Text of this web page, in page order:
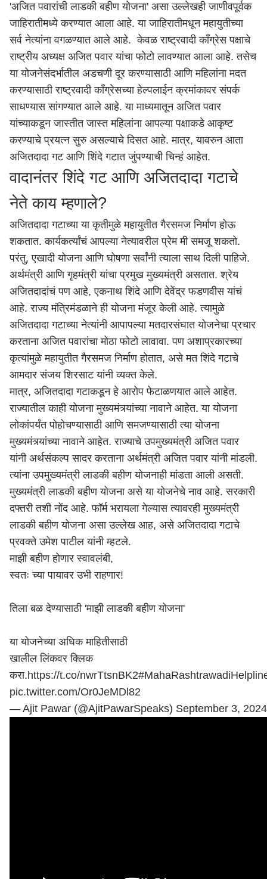
'अजित पवारांची लाडकी बहीण योजना' असा उल्लेखही जाणीवपूर्वक
जाहिरातीमध्ये करण्यात आला आहे. या जाहिरातीमधून महायुतीच्या
सर्व नेत्यांना वगळण्यात आले आहे. केवळ राष्ट्रवादी काँग्रेस पक्षाचे
राष्ट्रीय अध्यक्ष अजित पवार यांचा फोटो लावण्यात आला आहे. तसेच
या योजनेसंदर्भातील अडचणी दूर करण्यासाठी आणि महिलांना मदत
करण्यासाठी राष्ट्रवादी काँग्रेसच्या हेल्पलाईन क्रमांकावर संपर्क
साधण्यास सांगण्यात आले आहे. या माध्यमातून अजित पवार
यांच्याकडून जास्तीत जास्त महिलांना आपल्या पक्षाकडे आकृष्ट
करण्याचे प्रयत्न सुरु असल्याचे दिसत आहे. मात्र, यावरुन आता
अजितदादा गट आणि शिंदे गटात जुंपण्याची चिन्हं आहेत.
वादानंतर शिंदे गट आणि अजितदादा गटाचे
नेते काय म्हणाले?
अजितदादा गटाच्या या कृतीमुळे महायुतीत गैरसमज निर्माण होऊ
शकतात. कार्यकर्त्यांचं आपल्या नेत्यावरील प्रेम मी समजू शकतो.
परंतु, एखादी योजना आणि घोषणा सर्वांनी त्याला साथ दिली पाहिजे.
अर्थमंत्री आणि गृहमंत्री यांचा प्रमुख मुख्यमंत्री असतात. श्रेय
अजितदादांचं पण आहे,एकनाथ शिंदेआणिदेवेंद्र फडणवीसयांचं
आहे. राज्य मंत्रिमंडळाने ही योजना मंजूर केली आहे. त्यामुळे
अजितदादा गटाच्या नेत्यांनी आपापल्या मतदारसंघात योजनेचा प्रचार
करताना अजित पवारांचा मोठा फोटो लावावा. पण अशाप्रकारच्या
कृत्यांमुळे महायुतीत गैरसमज निर्माण होतात, असे मत शिंदे गटाचे
आमदार संजय शिरसाट यांनी व्यक्त केले.
मात्र, अजितदादा गटाकडून हे आरोप फेटाळणयात आले आहेत.
राज्यातील काही योजना मुख्यमंत्र्यांच्या नावाने आहेत. या योजना
लोकांपर्यंत पोहोचण्यासाठी आणि समजण्यासाठी त्या योजना
मुख्यमंत्र्यांच्या नावाने आहेत. राज्याचे उपमुख्यमंत्री अजित पवार
यांनी अर्थसंकल्प सादर करताना अर्थमंत्री अजित पवार यांनी मांडली.
त्यांना उपमुख्यमंत्री लाडकी बहीण योजनाही मांडता आली असती.
मुख्यमंत्री लाडकी बहीण योजना असे या योजनेचे नाव आहे. सरकारी
दफ्तरी तशी नोंद आहे. फॉर्म भरायला गेल्यास त्यावरही मुख्यमंत्री
लाडकी बहीण योजना असा उल्लेख आह, असे अजितदादा गटाचे
प्रवक्ते उमेश पाटील यांनी म्हटले.
माझी बहीण होणार स्वावलंबी,
स्वतः च्या पायावर उभी राहणार!
तिला बळ देण्यासाठी 'माझी लाडकी बहीण योजना'
या योजनेच्या अधिक माहितीसाठी
खालील लिंकवर क्लिक
करा.https://t.co/nwrTtsnBK2
pic.twitter.com/Or0JeMDl82
— Ajit Pawar (@AjitPawarSpeaks) September 3, 2024